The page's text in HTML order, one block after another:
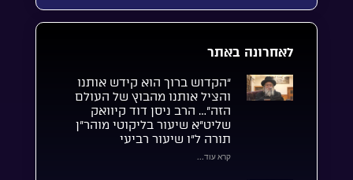
לאחרונה באתר
“הקדוש ברוך הוא קידש אותנו
והציל אותנו מהבוץ של העולם
הזה”… הרב ניסן דוד קיוואק
שליט”א שיעור בליקוטי מוהר”ן
תורה ל”ו שיעור רביעי
קרא עוד...